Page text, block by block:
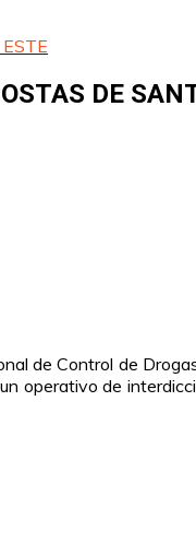
DE
de Control de
operativo de